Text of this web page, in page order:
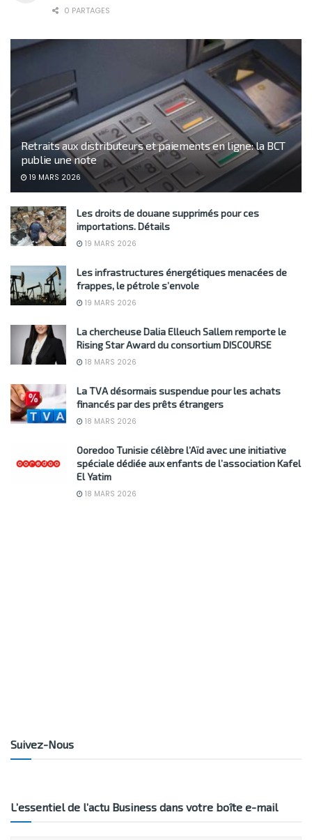
0 PARTAGES
Retraits aux distributeurs et paiements en ligne: la BCT
publie une note
19 MARS 2026
Les droits de douane supprimés pour ces
importations. Détails
19 MARS 2026
Les infrastructures énergétiques menacées de
frappes, le pétrole s’envole
19 MARS 2026
La chercheuse Dalia Elleuch Sallem remporte le
Rising Star Award du consortium DISCOURSE
18 MARS 2026
La TVA désormais suspendue pour les achats
financés par des prêts étrangers
18 MARS 2026
Ooredoo Tunisie célèbre l’Aïd avec une initiative
spéciale dédiée aux enfants de l’association Kafel
El Yatim
18 MARS 2026
Suivez-Nous
L’essentiel de l’actu Business dans votre boîte e-mail